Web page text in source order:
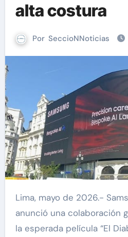
alta costura
Por SeccioNNoticias
Lima, mayo de 2026.- Samsung Electronics
anunció una colaboración
la esperada película “El